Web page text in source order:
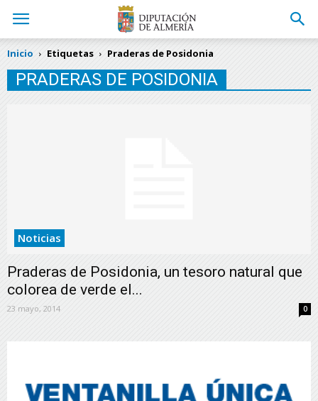
Inicio Etiquetas Praderas de Posidonia
PRADERAS DE POSIDONIA
Noticias
Praderas de Posidonia, un tesoro natural que
colorea de verde el...
23 mayo, 2014 0